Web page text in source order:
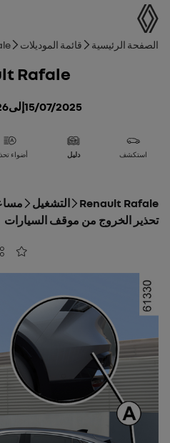
دليل المستخدم
مسار التنقل
الصفحة الرئيسية قائمة الموديلات
Rafale
15/07/2025إلى
استكشف دليل أضواء
Renault Rafale التشغيل
تحذير الخروج من موقف السيارات
أضف